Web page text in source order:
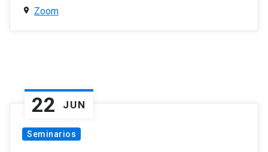
Zoom
22 JUN
Seminarios